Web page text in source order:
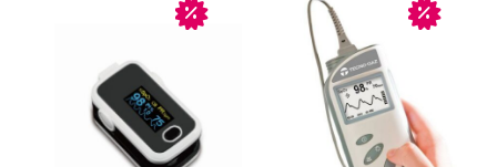
In offerta! In